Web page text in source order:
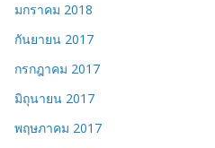
มกราคม 2018
กันยายน 2017
กรกฎาคม 2017
มิถุนายน 2017
พฤษภาคม 2017